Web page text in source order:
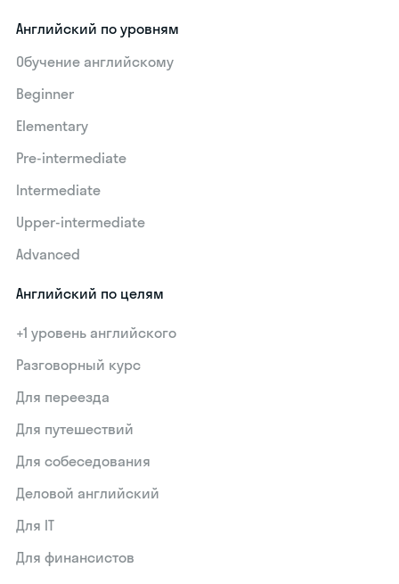
Английский по уровням
Обучение английскому
Beginner
Elementary
Pre-intermediate
Intermediate
Upper-intermediate
Advanced
Английский по целям
+1 уровень английского
Разговорный курс
Для переезда
Для путешествий
Для собеседования
Деловой английский
Для IT
Для финансистов